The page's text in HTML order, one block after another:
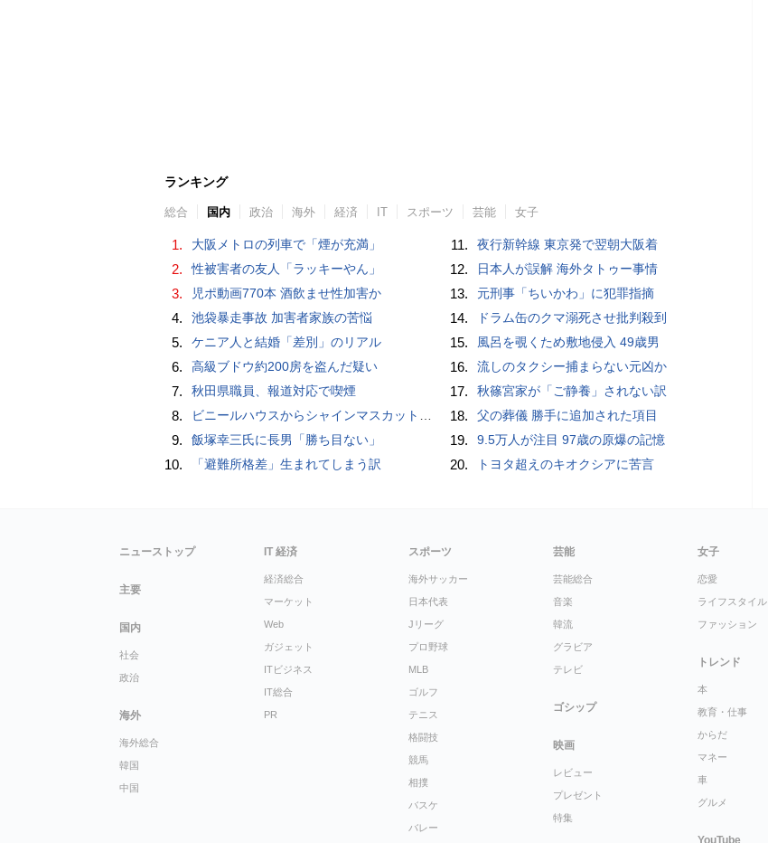
ランキング
総合 国内 政治 海外 経済 IT スポーツ 芸能 女子
1. 大阪メトロの列車で「煙が充満」
2. 性被害者の友人「ラッキーやん」
3. 児ポ動画770本 酒飲ませ性加害か
4. 池袋暴走事故 加害者家族の苦悩
5. ケニア人と結婚「差別」のリアル
6. 高級ブドウ約200房を盗んだ疑い
7. 秋田県職員、報道対応で喫煙
8. ビニールハウスからシャインマスカット約200房を盗んだ疑い ネットで販売か 無職の男（42）逮捕 岡山県警
9. 飯塚幸三氏に長男「勝ち目ない」
10. 「避難所格差」生まれてしまう訳
11. 夜行新幹線 東京発で翌朝大阪着
12. 日本人が誤解 海外タトゥー事情
13. 元刑事「ちいかわ」に犯罪指摘
14. ドラム缶のクマ溺死させ批判殺到
15. 風呂を覗くため敷地侵入 49歳男
16. 流しのタクシー捕まらない元凶か
17. 秋篠宮家が「ご静養」されない訳
18. 父の葬儀 勝手に追加された項目
19. 9.5万人が注目 97歳の原爆の記憶
20. トヨタ超えのキオクシアに苦言
ニューストップ
主要
国内
社会
政治
海外
海外総合
韓国
中国
IT 経済
経済総合
マーケット
Web
ガジェット
ITビジネス
IT総合
PR
スポーツ
海外サッカー
日本代表
Jリーグ
プロ野球
MLB
ゴルフ
テニス
格闘技
競馬
相撲
バスケ
バレー
芸能
芸能総合
音楽
韓流
グラビア
テレビ
ゴシップ
映画
レビュー
プレゼント
特集
女子
恋愛
ライフスタイル
ファッション
トレンド
本
教育・仕事
からだ
マネー
車
グルメ
YouTube